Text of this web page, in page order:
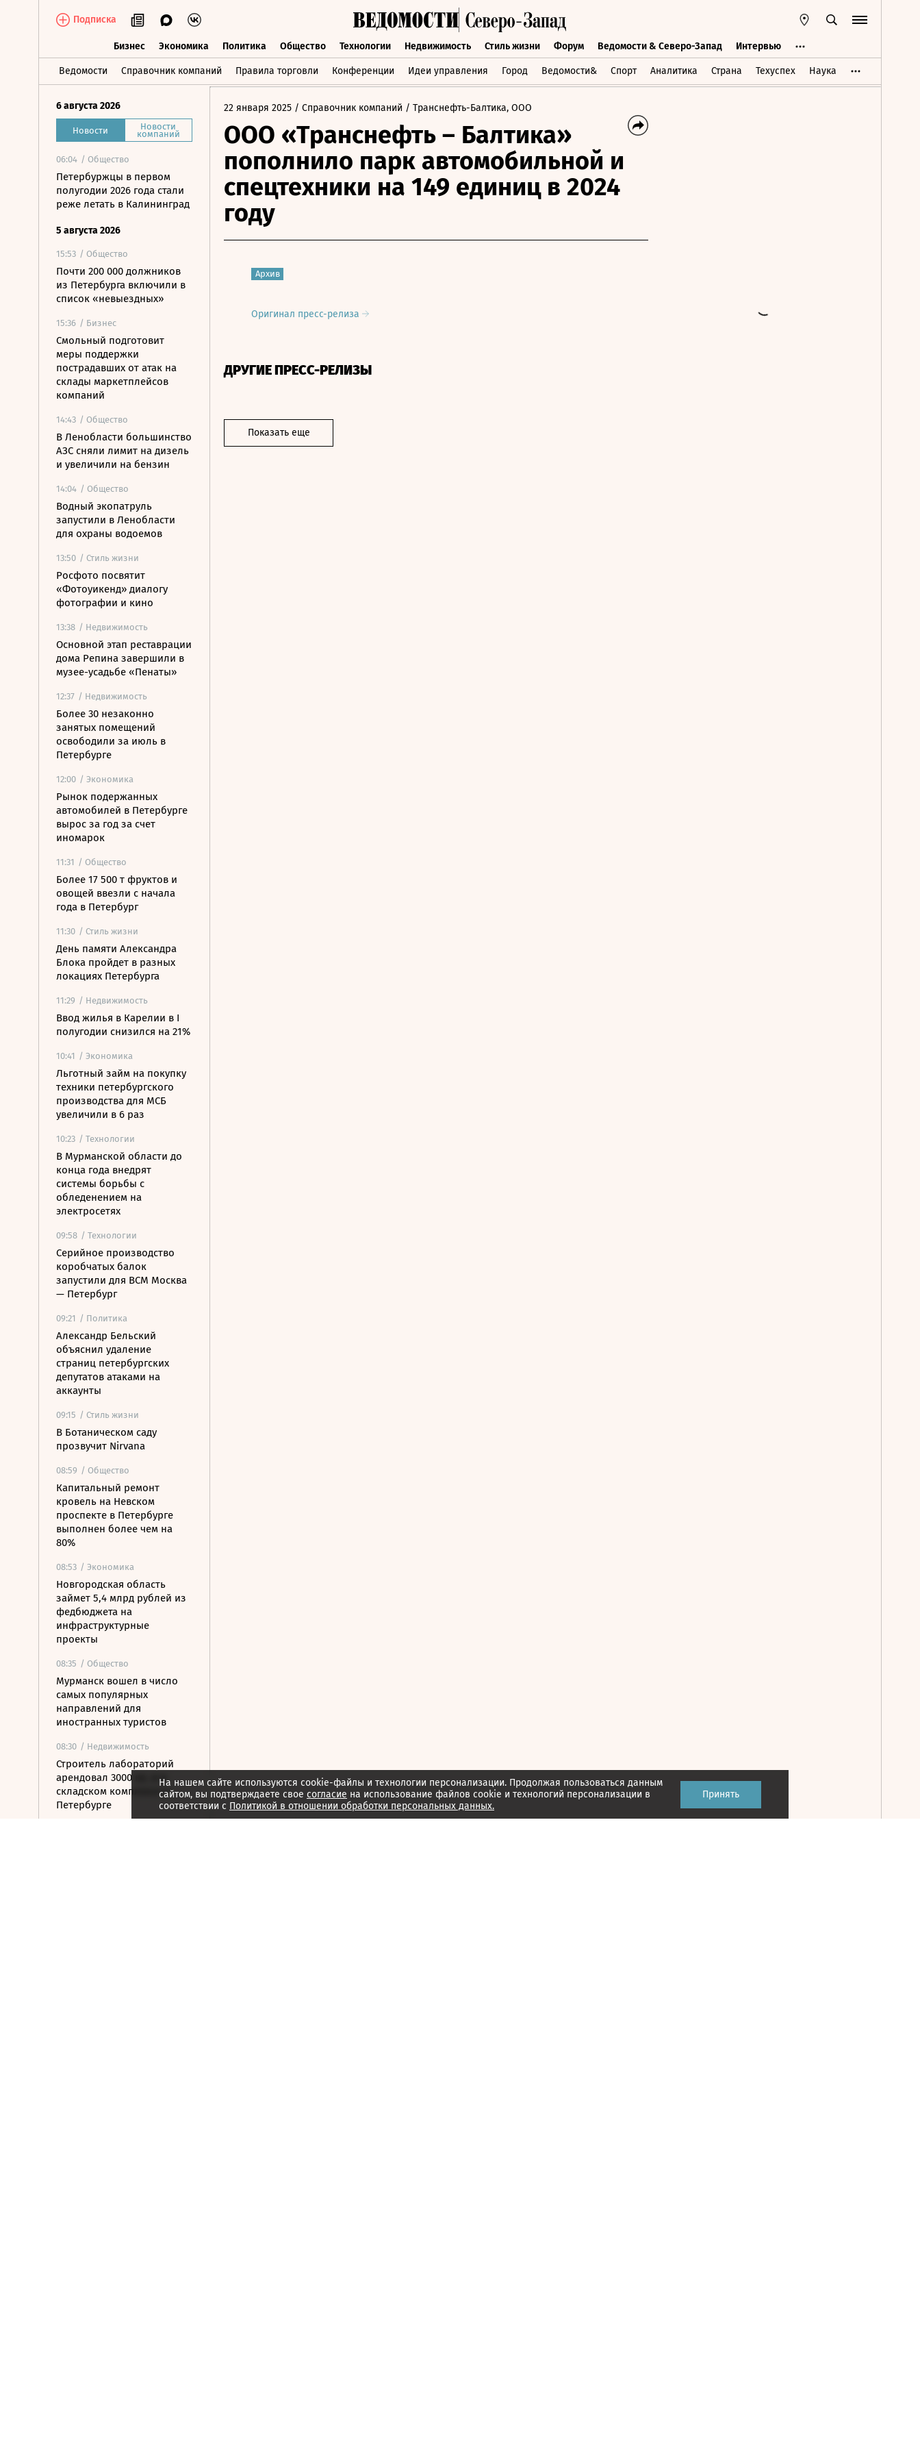
Подписка
Бизнес Экономика Политика Общество Технологии Недвижимость Стиль жизни Форум Ведомости & Северо-Запад Интервью
Ведомости Справочник компаний Правила торговли Конференции Идеи управления Город Ведомости& Спорт Аналитика Страна Техуспех Наука
Бизнес Экономика Политика Общество Технологии Недвижимость Стиль жизни Форум Ведомости & Северо-Запад Интервью
6 августа 2026
Новости Новости
компаний
06:04 / Общество
Петербуржцы в первом
полугодии 2026 года стали
реже летать в Калининград
5 августа 2026
15:53 / Общество
Почти 200 000 должников
из Петербурга включили в
список «невыездных»
15:36 / Бизнес
Смольный подготовит
меры поддержки
пострадавших от атак на
склады маркетплейсов
компаний
14:43 / Общество
В Ленобласти большинство
АЗС сняли лимит на дизель
и увеличили на бензин
14:04 / Общество
Водный экопатруль
запустили в Ленобласти
для охраны водоемов
13:50 / Стиль жизни
Росфото посвятит
«Фотоуикенд» диалогу
фотографии и кино
13:38 / Недвижимость
Основной этап реставрации
дома Репина завершили в
музее-усадьбе «Пенаты»
12:37 / Недвижимость
Более 30 незаконно
занятых помещений
освободили за июль в
Петербурге
12:00 / Экономика
Рынок подержанных
автомобилей в Петербурге
вырос за год за счет
иномарок
11:31 / Общество
Более 17 500 т фруктов и
овощей ввезли с начала
года в Петербург
11:30 / Стиль жизни
День памяти Александра
Блока пройдет в разных
локациях Петербурга
11:29 / Недвижимость
Ввод жилья в Карелии в I
полугодии снизился на 21%
10:41 / Экономика
Льготный займ на покупку
техники петербургского
производства для МСБ
увеличили в 6 раз
10:23 / Технологии
В Мурманской области до
конца года внедрят
системы борьбы с
обледенением на
электросетях
09:58 / Технологии
Серийное производство
коробчатых балок
запустили для ВСМ Москва
— Петербург
09:21 / Политика
Александр Бельский
объяснил удаление
страниц петербургских
депутатов атаками на
аккаунты
09:15 / Стиль жизни
В Ботаническом саду
прозвучит Nirvana
08:59 / Общество
Капитальный ремонт
кровель на Невском
проспекте в Петербурге
выполнен более чем на
80%
08:53 / Экономика
Новгородская область
займет 5,4 млрд рублей из
федбюджета на
инфраструктурные
проекты
08:35 / Общество
Мурманск вошел в число
самых популярных
направлений для
иностранных туристов
08:30 / Недвижимость
Строитель лабораторий
арендовал 3000 кв. м в
складском комплексе в
Петербурге
22 января 2025 / Справочник компаний / Транснефть-Балтика, ООО
ООО «Транснефть – Балтика»
пополнило парк автомобильной и
спецтехники на 149 единиц в 2024
году
Архив
Оригинал пресс-релиза
ДРУГИЕ ПРЕСС-РЕЛИЗЫ
Показать еще
На нашем сайте используются cookie-файлы и технологии персонализации. Продолжая пользоваться данным
сайтом, вы подтверждаете свое согласие на использование файлов cookie и технологий персонализации в
соответствии с Политикой в отношении обработки персональных данных.
Принять